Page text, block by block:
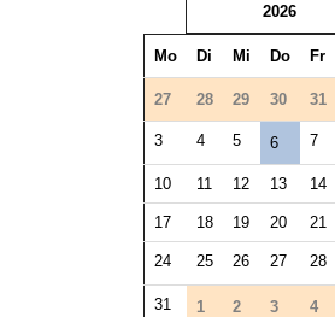
2026
Mo Di Mi Do Fr
27 28 29 30 31
3 4 5 6 7
10 11 12 13 14
17 18 19 20 21
24 25 26 27 28
31 1 2 3 4